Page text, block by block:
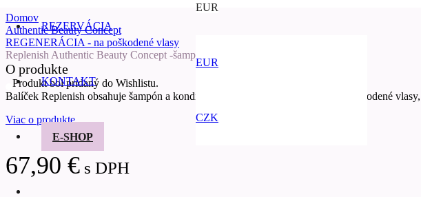
REZERVÁCIA
KONTAKT
E-SHOP
EUR
EUR
CZK
Domov
Authentic Beauty Concept
REGENERÁCIA - na poškodené vlasy
Replenish Authentic Beauty Concept -šampón a kondicionér – plechová dóza
O produkte
Produkt bol pridaný do Wishlistu.
Balíček Replenish obsahuje šampón a kondicionér – hĺbková starostlivosť pre poškodené
Viac o produkte
67,90 € s DPH